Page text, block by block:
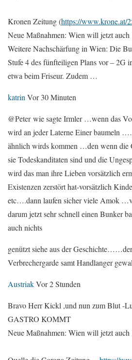
Kronen Zeitung (https://www.krone.at/
Neue Maßnahmen: Wien will jetzt
Weitere Nachschärfung in Wien: Die
Stufe 4 des fünfteiligen Plans vor – 2G
etwa beim Friseur. Zudem …
katrinVor 30 Minuten
@Peter wie sagte Irmler …wenn das
wird an jeder Laterne Einer baumeln
ähnlich wirds kommen …den wenn die
sie Todeskanditaten sind und die
wird das man ihre Lieben vorsätzlich
Existenzen zerstört hat-vorsätzlich
etc….dann laufen sicher viele Amok
darum jetzt sehr schnell einen Bunker
auch nichts
genützt siehe aus der
Verbrechergarde samt Handlanger
AustriakVor 2 Stunden
Bravo Herr Kickl ,und nun zum Blut -
GASTRO KOMMT
Neue Maßnahmen: Wien will jetzt